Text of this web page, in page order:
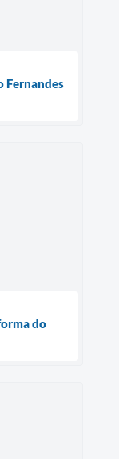
Fernandes
do